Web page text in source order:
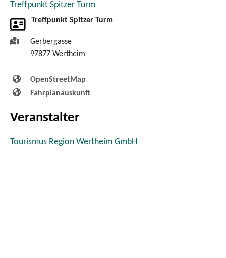
Treffpunkt Spitzer Turm
Treffpunkt Spitzer Turm
Gerbergasse
97877 Wertheim
OpenStreetMap
Fahrplanauskunft
Veranstalter
Tourismus Region Wertheim GmbH